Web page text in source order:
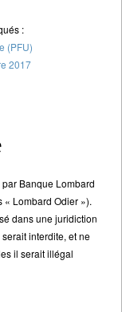
:
(PFU)
2017
Banque Lombard
« Lombard Odier »).
dans une juridiction
interdite, et ne
il serait illégal